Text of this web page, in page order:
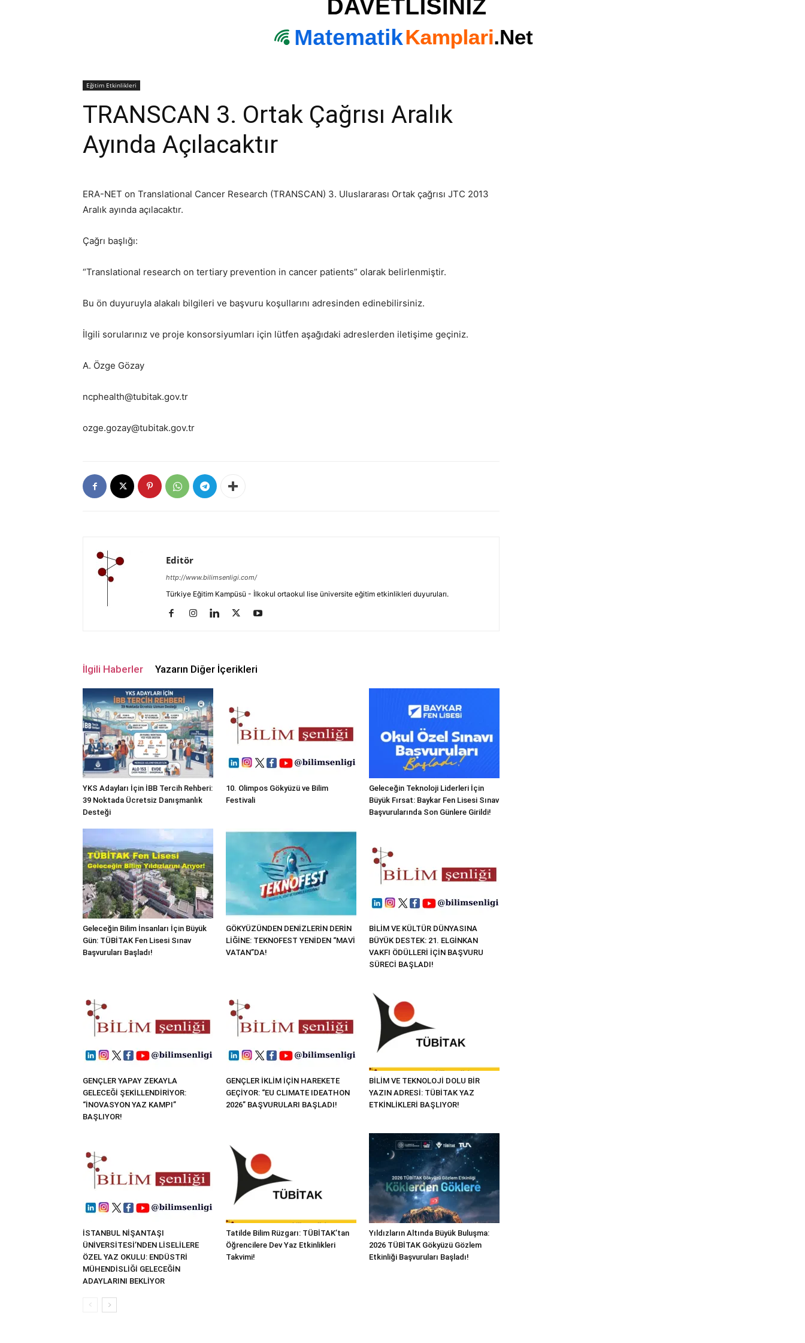
Eğitim Etkinlikleri
TRANSCAN 3. Ortak Çağrısı Aralık
Ayında Açılacaktır
ERA-NET on Translational Cancer Research (TRANSCAN) 3. Uluslararası Ortak çağrısı JTC 2013
Aralık ayında açılacaktır.
Çağrı başlığı:
“Translational research on tertiary prevention in cancer patients” olarak belirlenmiştir.
Bu ön duyuruyla alakalı bilgileri ve başvuru koşullarını adresinden edinebilirsiniz.
İlgili sorularınız ve proje konsorsiyumları için lütfen aşağıdaki adreslerden iletişime geçiniz.
A. Özge Gözay
ncphealth@tubitak.gov.tr
ozge.gozay@tubitak.gov.tr
Editör
http://www.bilimsenligi.com/
Türkiye Eğitim Kampüsü - İlkokul ortaokul lise üniversite eğitim etkinlikleri duyuruları.
İlgili Haberler Yazarın Diğer İçerikleri
YKS Adayları İçin İBB Tercih Rehberi:
39 Noktada Ücretsiz Danışmanlık
Desteği
10. Olimpos Gökyüzü ve Bilim
Festivali
Geleceğin Teknoloji Liderleri İçin
Büyük Fırsat: Baykar Fen Lisesi Sınav
Başvurularında Son Günlere Girildi!
Geleceğin Bilim İnsanları İçin Büyük
Gün: TÜBİTAK Fen Lisesi Sınav
Başvuruları Başladı!
GÖKYÜZÜNDEN DENİZLERİN DERİN
LİĞİNE: TEKNOFEST YENİDEN “MAVİ
VATAN”DA!
BİLİM VE KÜLTÜR DÜNYASINA
BÜYÜK DESTEK: 21. ELGİNKAN
VAKFI ÖDÜLLERİ İÇİN BAŞVURU
SÜRECİ BAŞLADI!
GENÇLER YAPAY ZEKAYLA
GELECEĞİ ŞEKİLLENDİRİYOR:
“İNOVASYON YAZ KAMPI”
BAŞLIYOR!
GENÇLER İKLİM İÇİN HAREKETE
GEÇİYOR: “EU CLIMATE IDEATHON
2026” BAŞVURULARI BAŞLADI!
BİLİM VE TEKNOLOJİ DOLU BİR
YAZIN ADRESİ: TÜBİTAK YAZ
ETKİNLİKLERİ BAŞLIYOR!
İSTANBUL NİŞANTAŞI
ÜNİVERSİTESİ’NDEN LİSELİLERE
ÖZEL YAZ OKULU: ENDÜSTRİ
MÜHENDİSLİĞİ GELECEĞİN
ADAYLARINI BEKLİYOR
Tatilde Bilim Rüzgarı: TÜBİTAK’tan
Öğrencilere Dev Yaz Etkinlikleri
Takvimi!
Yıldızların Altında Büyük Buluşma:
2026 TÜBİTAK Gökyüzü Gözlem
Etkinliği Başvuruları Başladı!